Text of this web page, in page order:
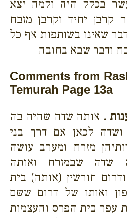
בכלל היה ולמה יצא
יחיד וקרבן מזבח
שאינו בשותפות אף כל
ודבר שבא בחובה
Comments from
Temurah Page 13a
. אותה שדה שהיה בה
לכאן אם דרך בני
מזרח ומערב עושה
שדה שבמזרח ואותה
חורשין (אותה) בית
ואותו של דרום ששם
עפר בית הפרס והעצמות